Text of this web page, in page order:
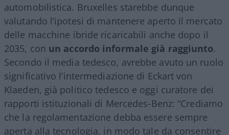
automobilistica. Bruxelles starebbe dunque
valutando l’ipotesi di mantenere aperto il mercato
delle macchine ibride ricaricabili anche dopo il
2035, con un accordo informale già raggiunto.
Secondo il media tedesco, avrebbe avuto un ruolo
significativo l’intermediazione di Eckart von
Klaeden, già politico tedesco e oggi curatore dei
rapporti istituzionali di Mercedes-Benz: “Crediamo
che la regolamentazione debba essere sempre
aperta alla tecnologia, in modo tale da consentire